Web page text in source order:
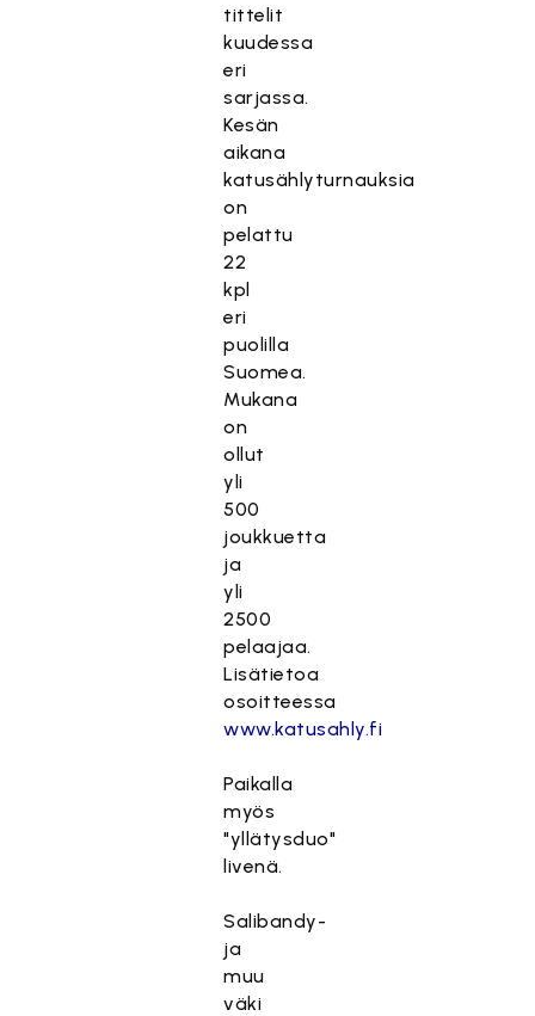
tittelit
kuudessa
eri
sarjassa.
Kesän
aikana
katusählyturnauksia
on
pelattu
22
kpl
eri
puolilla
Suomea.
Mukana
on
ollut
yli
500
joukkuetta
ja
yli
2500
pelaajaa.
Lisätietoa
osoitteessa
www.katusahly.fi
Paikalla
myös
"yllätysduo"
livenä.
Salibandy-
ja
muu
väki